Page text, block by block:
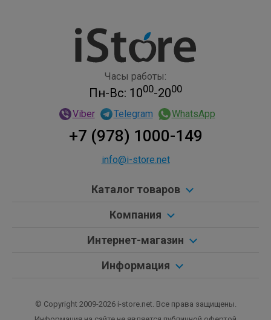
Часы работы:
Пн-Вс: 1000-2000
Viber Telegram WhatsApp
+7 (978) 1000-149
info@i-store.net
Каталог товаров
Компания
Интернет-магазин
Информация
© Copyright 2009-2026 i-store.net. Все права защищены.